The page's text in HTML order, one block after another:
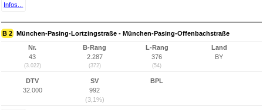
Infos...
B 2 München-Pasing-Lortzingstraße - München-Pasing-Offenbachstraße
Nr.
43
(3.022)
B-Rang
2.287
(372)
L-Rang
376
(54)
Land
BY
DTV
32.000
SV
992
(3,1%)
BPL